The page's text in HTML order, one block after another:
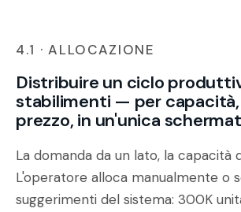
4.1 · ALLOCAZIONE
Distribuire un ciclo
stabilimenti — per capacità,
prezzo, in un'unica
La domanda da un lato, la capacità
L'operatore alloca manualmente o
suggerimenti del sistema: 300K